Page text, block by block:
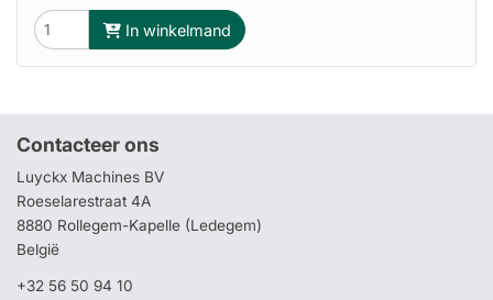
In winkelmand
Contacteer ons
Luyckx Machines BV
Roeselarestraat 4A
8880 Rollegem-Kapelle (Ledegem)
België
+32 56 50 94 10